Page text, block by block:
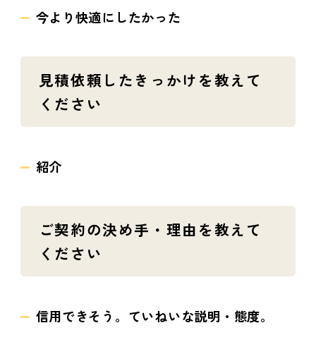
今より快適にしたかった
見積依頼したきっかけを教えて
ください
紹介
ご契約の決め手・理由を教えて
ください
信用できそう。ていねいな説明・態度。